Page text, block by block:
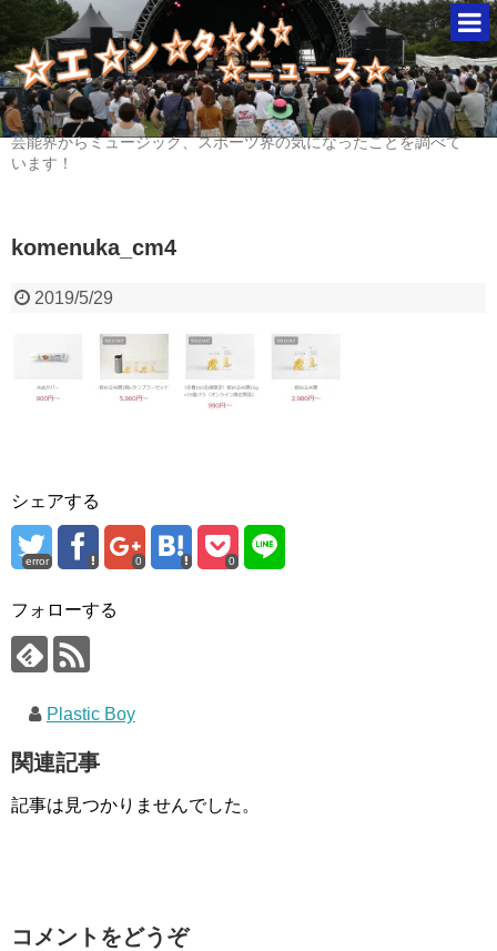
芸能界からミュージック、スポーツ界の気になったことを調べて
います！
komenuka_cm4
2019/5/29
シェアする
error 0 0
フォローする
Plastic Boy
関連記事
記事は見つかりませんでした。
コメントをどうぞ